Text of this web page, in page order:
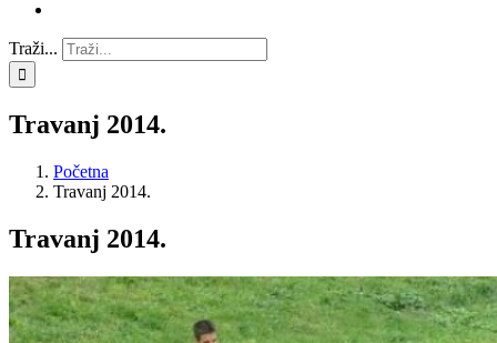
Traži...
Travanj 2014.
Početna
Travanj 2014.
Travanj 2014.